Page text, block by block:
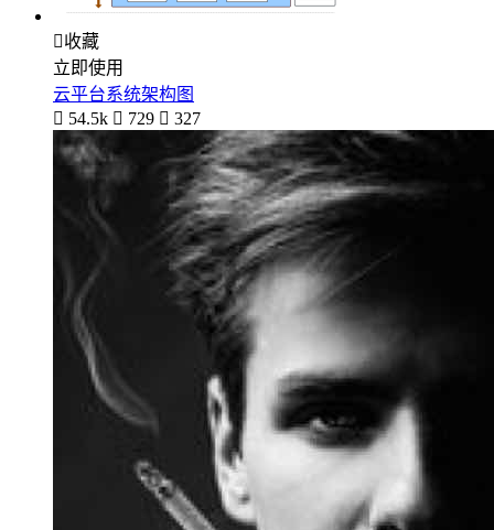
收藏
立即使用
云平台系统架构图
 54.5k  729  327